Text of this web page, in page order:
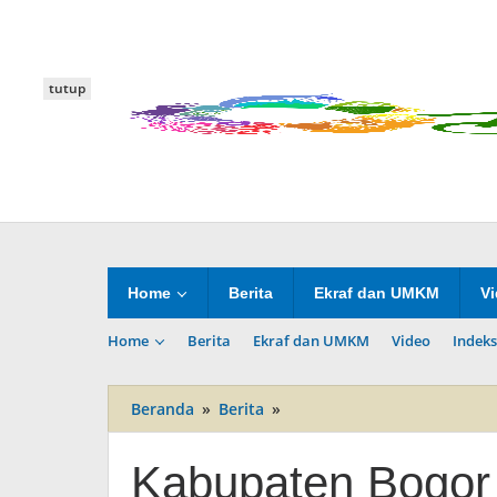
Home Berita Ekraf dan UMKM
Home Berita Ekraf dan UMKM Video
tutup
Beranda » Berita »
Bogor
Tarian
Kabupaten